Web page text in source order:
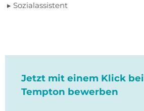
Sozialassistent
Jetzt mit einem Klick bei
Tempton bewerben